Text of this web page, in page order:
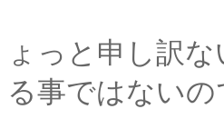
度や二度
ょっと申し訳
る事ではない